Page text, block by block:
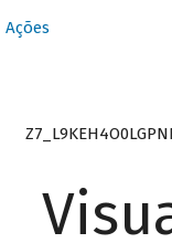
Ações